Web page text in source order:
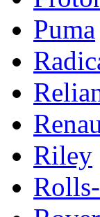
Puma
Riley